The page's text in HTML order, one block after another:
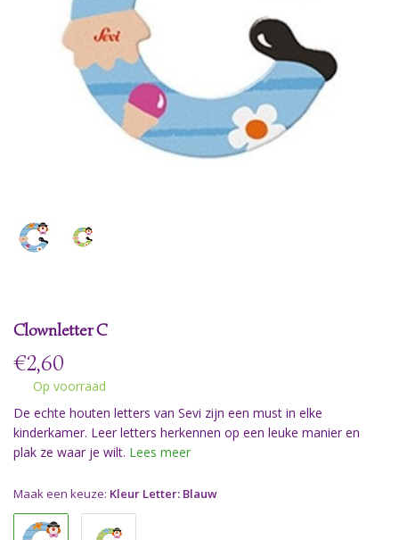
Clownletter C
€2,60
Op voorraad
De echte houten letters van Sevi zijn een must in elke
kinderkamer. Leer letters herkennen op een leuke manier en
plak ze waar je wilt. Lees meer
Maak een keuze: Kleur Letter: Blauw